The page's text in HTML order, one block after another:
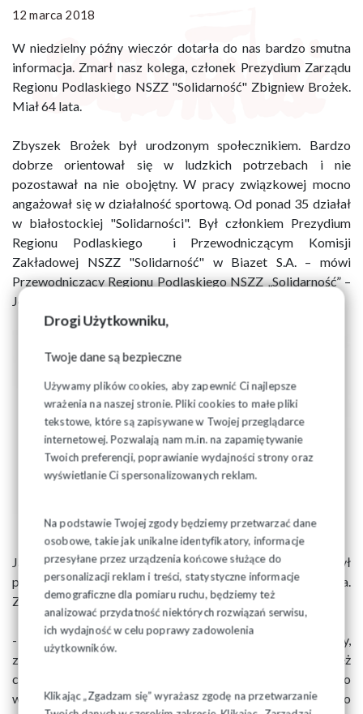
Drogi Użytkowniku,
Twoje dane są bezpieczne
Używamy plików cookies, aby zapewnić Ci najlepsze
wrażenia na naszej stronie. Pliki cookies to małe pliki
tekstowe, które są zapisywane w Twojej przeglądarce
internetowej. Pozwalają nam m.in. na zapamiętywanie
Twoich preferencji, poprawianie wydajności strony oraz
wyświetlanie Ci spersonalizowanych reklam.
Na podstawie Twojej zgody będziemy przetwarzać dane
osobowe, takie jak unikalne identyfikatory, informacje
przesyłane przez urządzenia końcowe służące do
personalizacji reklam i treści, statystyczne informacje
demograficzne dla pomiaru ruchu, będziemy też
analizować przydatność niektórych rozwiązań serwisu,
ich wydajność w celu poprawy zadowolenia
użytkowników.
Klikając „Zgadzam się” wyrażasz zgodę na przetwarzanie
12 marca 2018
W niedzielny późny wieczór dotarła do nas bardzo smutna
informacja. Zmarł nasz kolega, członek Prezydium Zarządu
Regionu Podlaskiego NSZZ "Solidarność" Zbigniew Brożek.
Miał 64 lata.
Zbyszek Brożek był urodzonym społecznikiem. Bardzo
dobrze orientował się w ludzkich potrzebach i nie
pozostawał na nie obojętny. W pracy związkowej mocno
angażował się w działalność sportową. Od ponad 35 działał
w białostockiej "Solidarności". Był członkiem Prezydium
Regionu Podlaskiego i Przewodniczącym Komisji
Zakładowej NSZZ "Solidarność" w Biazet S.A. – mówi
Przewodniczący Regionu Podlaskiego NSZZ „Solidarność” –
Józef Mozolewski.
Jako radny miejski Prawa i Sprawiedliwości, był
przewodniczącym komisji sportu i turystyki w radzie miasta.
Zasiadał w niej trzecią kadencję.
- To był człowiek orkiestra, bardzo energiczny,
zaangażowany w sprawy związku i miasta. Zbyszek to też
człowiek, który wierzył w to co robił i szedł za tym, w co
wierzył. Może nie każdy go za to lubił, ale na pewno za to